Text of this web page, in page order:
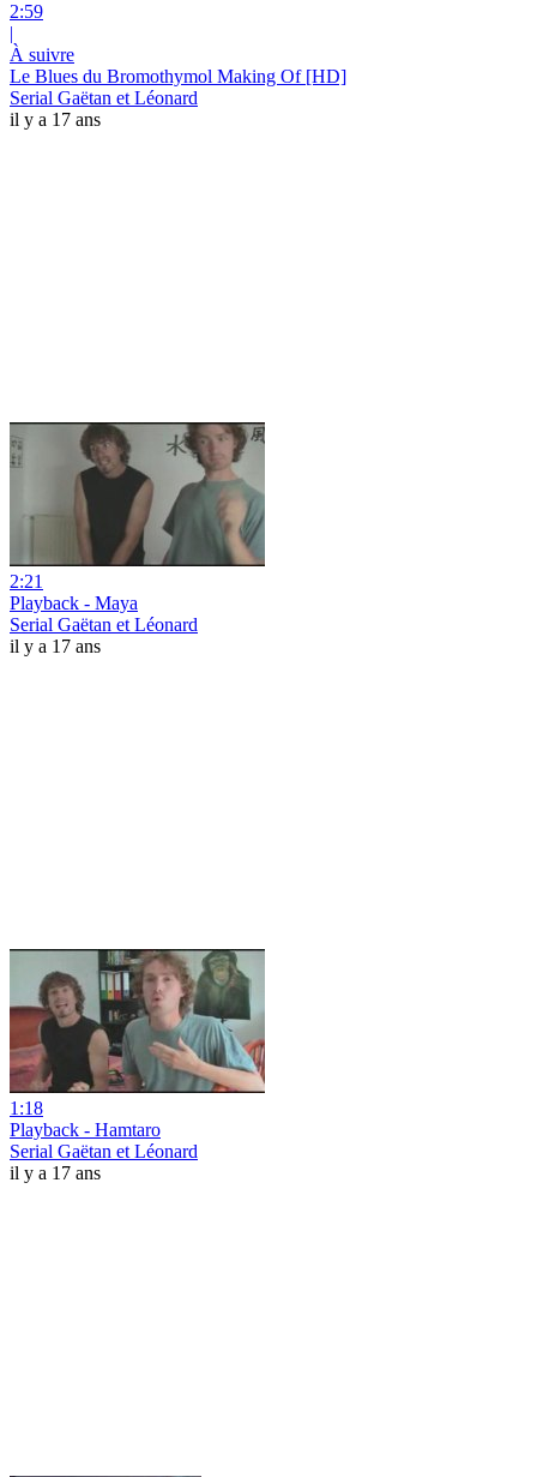
2:59
|
À suivre
Le Blues du Bromothymol Making Of [HD]
Serial Gaëtan et Léonard
il y a 17 ans
2:21
Playback - Maya
Serial Gaëtan et Léonard
il y a 17 ans
1:18
Playback - Hamtaro
Serial Gaëtan et Léonard
il y a 17 ans